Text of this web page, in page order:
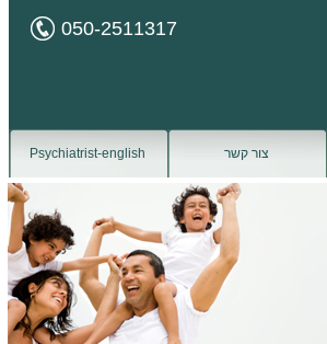
050-2511317
צור קשר Psychiatrist-english